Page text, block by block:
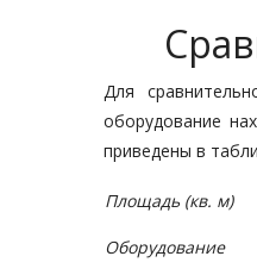
Для
оборудование
приведены в
Площадь (кв. м)
Оборудование